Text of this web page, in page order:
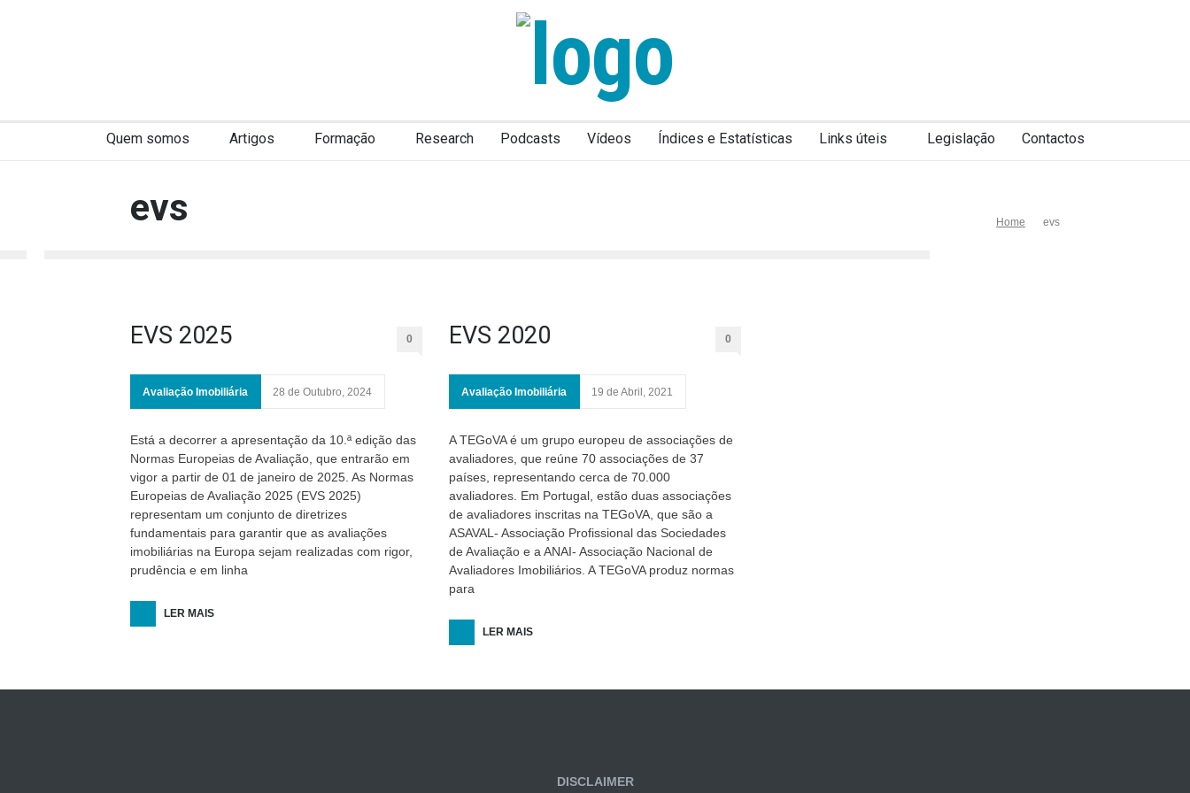
Quem somos Artigos Formação Research Podcasts Vídeos Índices e Estatísticas Links úteis Legislação Contactos
evs Home evs
EVS 2025 0
Avaliação Imobiliária 28 de Outubro, 2024
Está a decorrer a apresentação da 10.ª edição das
Normas Europeias de Avaliação, que entrarão em
vigor a partir de 01 de janeiro de 2025. As Normas
Europeias de Avaliação 2025 (EVS 2025)
representam um conjunto de diretrizes
fundamentais para garantir que as avaliações
imobiliárias na Europa sejam realizadas com rigor,
prudência e em linha
LER MAIS
EVS 2020 0
Avaliação Imobiliária 19 de Abril, 2021
A TEGoVA é um grupo europeu de associações de
avaliadores, que reúne 70 associações de 37
países, representando cerca de 70.000
avaliadores. Em Portugal, estão duas associações
de avaliadores inscritas na TEGoVA, que são a
ASAVAL- Associação Profissional das Sociedades
de Avaliação e a ANAI- Associação Nacional de
Avaliadores Imobiliários. A TEGoVA produz normas
para
LER MAIS
DISCLAIMER